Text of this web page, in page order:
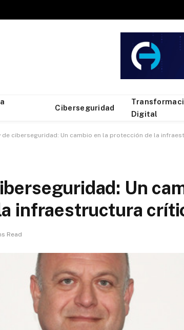
Ciberseguridad
Digital
de ciberseguridad: Un cambio en la protección de la
Un
infraestructura
Read